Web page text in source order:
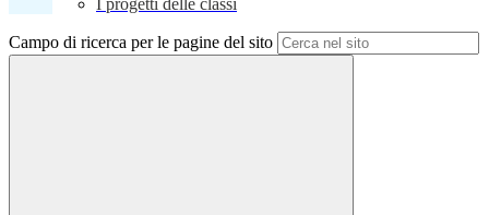
I progetti delle classi
Campo di ricerca per le pagine del sito